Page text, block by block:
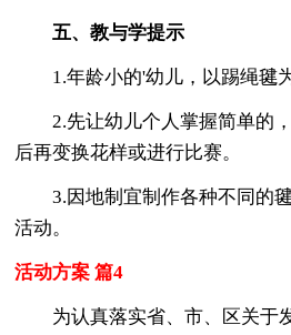
五、教与学提示
1.年龄小的'幼儿，以踢绳毽为
2.先让幼儿个人掌握简单的，
后再变换花样或进行比赛。
3.因地制宜制作各种不同的毽
活动。
活动方案 篇4
为认真落实省、市、区关于